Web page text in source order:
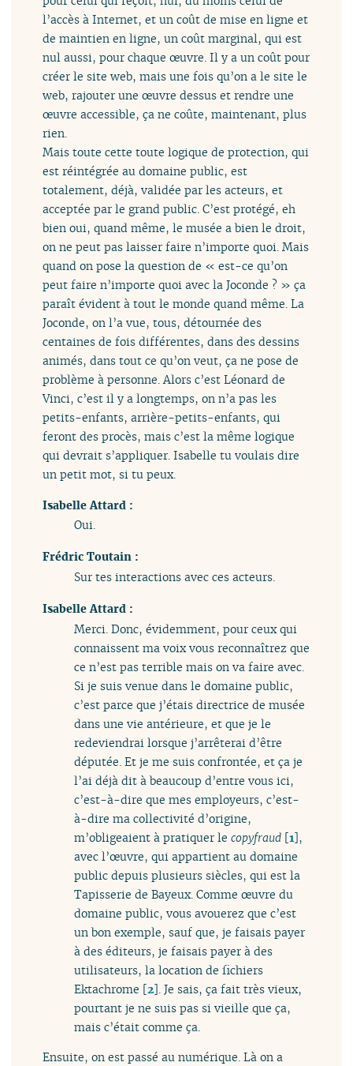
l’accès à Internet, et un coût de mise en ligne et
de maintien en ligne, un coût marginal, qui est
nul aussi, pour chaque œuvre. Il y a un coût pour
créer le site web, mais une fois qu’on a le site le
web, rajouter une œuvre dessus et rendre une
œuvre accessible, ça ne coûte, maintenant, plus
rien.
Mais toute cette toute logique de protection, qui
est réintégrée au domaine public, est
totalement, déjà, validée par les acteurs, et
acceptée par le grand public. C’est protégé, eh
bien oui, quand même, le musée a bien le droit,
on ne peut pas laisser faire n’importe quoi. Mais
quand on pose la question de « est-ce qu’on
peut faire n’importe quoi avec la Joconde ? » ça
paraît évident à tout le monde quand même. La
Joconde, on l’a vue, tous, détournée des
centaines de fois différentes, dans des dessins
animés, dans tout ce qu’on veut, ça ne pose de
problème à personne. Alors c’est Léonard de
Vinci, c’est il y a longtemps, on n’a pas les
petits-enfants, arrière-petits-enfants, qui
feront des procès, mais c’est la même logique
qui devrait s’appliquer. Isabelle tu voulais dire
un petit mot, si tu peux.
Isabelle Attard :
Oui.
Frédric Toutain :
Sur tes interactions avec ces acteurs.
Isabelle Attard :
Merci. Donc, évidemment, pour ceux qui
connaissent ma voix vous reconnaîtrez que
ce n’est pas terrible mais on va faire avec.
Si je suis venue dans le domaine public,
c’est parce que j’étais directrice de musée
dans une vie antérieure, et que je le
redeviendrai lorsque j’arrêterai d’être
députée. Et je me suis confrontée, et ça je
l’ai déjà dit à beaucoup d’entre vous ici,
c’est-à-dire que mes employeurs, c’est-
à-dire ma collectivité d’origine,
m’obligeaient à pratiquer lecopyfraud [1],
avec l’œuvre, qui appartient au domaine
public depuis plusieurs siècles, qui est la
Tapisserie de Bayeux. Comme œuvre du
domaine public, vous avouerez que c’est
un bon exemple, sauf que, je faisais payer
à des éditeurs, je faisais payer à des
utilisateurs, la location de fichiers
Ektachrome [2] . Je sais, ça fait très vieux,
pourtant je ne suis pas si vieille que ça,
mais c’était comme ça.
Ensuite, on est passé au numérique. Là on a